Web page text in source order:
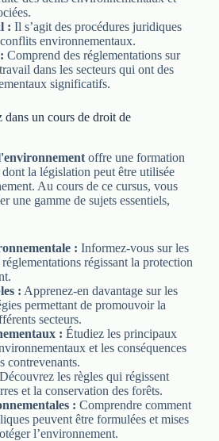
: Il s’agit des procédures juridiques
environnementaux.
Comprend des réglementations sur
dans les secteurs qui ont des
significatifs.
dans un cours de droit de
offre une formation
la législation peut être utilisée
Au cours de ce cursus, vous
une gamme de sujets essentiels,
: Informez-vous sur les
régissant la protection
: Apprenez-en davantage sur les
permettant de promouvoir la
secteurs.
: Étudiez les principaux
et les conséquences
contrevenants.
Découvrez les règles qui régissent
et la conservation des forêts.
: Comprendre comment
peuvent être formulées et mises
l’environnement.